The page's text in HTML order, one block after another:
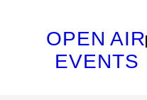
OPEN AIR
EVENTS